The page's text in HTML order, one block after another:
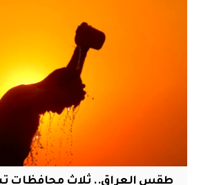
طقس العراق.. ثلاث